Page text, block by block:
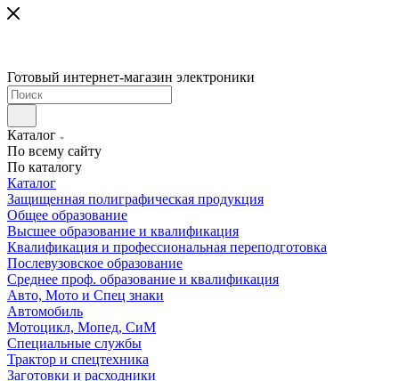
Готовый интернет-магазин электроники
Каталог
По всему сайту
По каталогу
Каталог
Защищенная полиграфическая продукция
Общее образование
Высшее образование и квалификация
Квалификация и профессиональная переподготовка
Послевузовское образование
Среднее проф. образование и квалификация
Авто, Мото и Спец знаки
Автомобиль
Мотоцикл, Мопед, СиМ
Специальные службы
Трактор и спецтехника
Заготовки и расходники